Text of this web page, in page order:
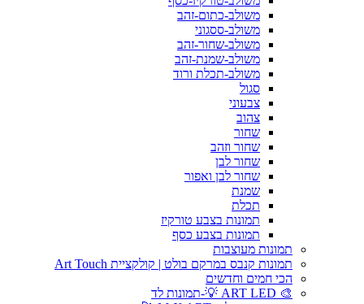
משולב-כתום-זהב
משולב-ססגוני
משולב-שחור-זהב
משולב-שמנת-זהב
משולב-תכלת ורוד
סגול
צבעוני
צהוב
שחור
שחור וזהב
שחור לבן
שחור לבן ואפור
שמנת
תכלת
תמונות בצבע טורקיז
תמונות בצבע כסף
תמונות מעוצבות
תמונות קנבס במרקם בולט | קולקציית Art Touch
הכי חמים וחדשים
🎨 ART LED 💡-תמונות לד